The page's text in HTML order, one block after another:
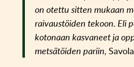
on otettu sitten mukaan
raivaustöiden tekoon. Eli
kotonaan kasvaneet ja
metsätöiden pariin,